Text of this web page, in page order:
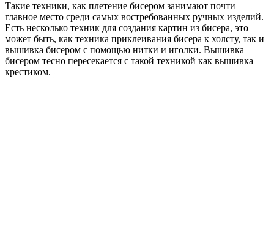
Такие техники, как плетение бисером занимают почти
главное место среди самых востребованных ручных изделий.
Есть несколько техник для создания картин из бисера, это
может быть, как техника приклеивания бисера к холсту, так и
вышивка бисером с помощью нитки и иголки. Вышивка
бисером тесно пересекается с такой техникой как вышивка
крестиком.